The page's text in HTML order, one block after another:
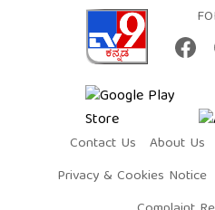
Contact Us About Us
Privacy & Cookies Notice